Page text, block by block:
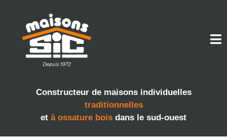
Constructeur de maisons individuelles
traditionnelles
et à ossature bois dans le sud-ouest